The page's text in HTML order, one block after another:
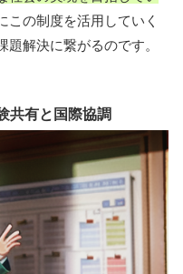
この制度を活用していく
解決に繋がるのです。
共有と国際協調